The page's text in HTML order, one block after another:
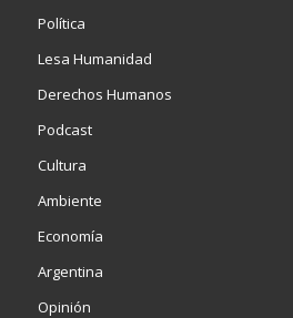
Política
Lesa Humanidad
Derechos Humanos
Podcast
Cultura
Ambiente
Economía
Argentina
Opinión